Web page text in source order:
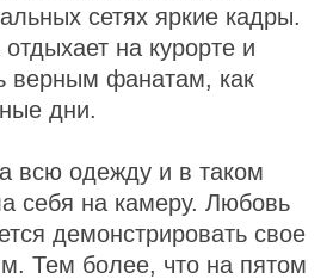
сетях яркие кадры.
на курорте и
верным фанатам, как
дни.
всю одежду и в таком
себя на камеру. Любовь
демонстрировать свое
Тем более, что на пятом